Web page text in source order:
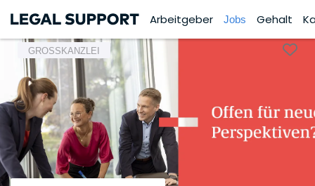
Arbeitgeber Jobs Gehalt
GROSSKANZLEI